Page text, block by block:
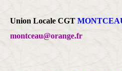
Union Locale CGT
montceau@orange.fr